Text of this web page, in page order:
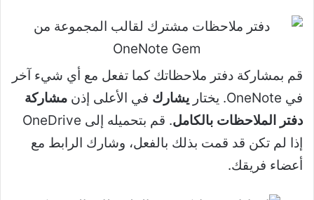
قم بمشاركة دفتر ملاحظاتك كما تفعل مع أي شيء آخر
في OneNote. يختار
يشارك في الأعلى إذن مشاركة
دفتر الملاحظات بالكامل
. قم بتحميله إلى OneDrive
إذا لم تكن قد قمت بذلك بالفعل، وشارك الرابط مع
أعضاء فريقك.